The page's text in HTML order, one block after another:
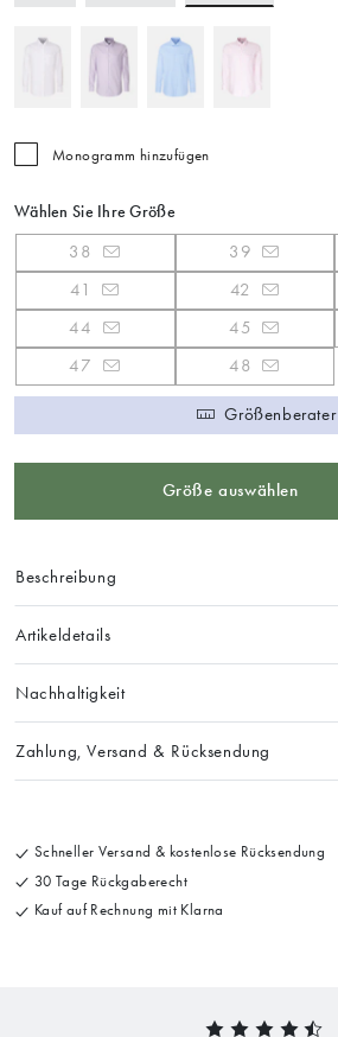
Monogramm hinzufügen
Wählen Sie Ihre Größe
38 39
41
42
44
45
47
48
Größenberater
Größe auswählen
Beschreibung
Artikeldetails
Nachhaltigkeit
Zahlung, Versand & Rücksendung
Schneller Versand & kostenlose Rücksendung
30 Tage Rückgaberecht
Kauf auf Rechnung mit Klarna